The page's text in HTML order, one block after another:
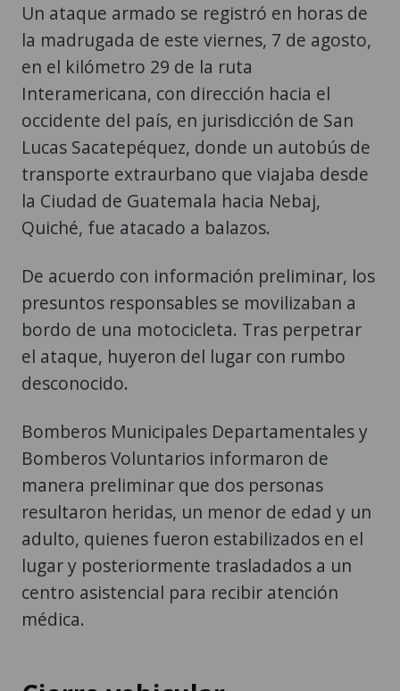
Un ataque armado se registró en horas de
la madrugada de este viernes, 7 de agosto,
en el kilómetro 29 de la ruta
Interamericana, con dirección hacia el
occidente del país, en jurisdicción de San
Lucas Sacatepéquez, donde un autobús de
transporte extraurbano que viajaba desde
la Ciudad de Guatemala hacia Nebaj,
Quiché, fue atacado a balazos.
De acuerdo con información preliminar, los
presuntos responsables se movilizaban a
bordo de una motocicleta. Tras perpetrar
el ataque, huyeron del lugar con rumbo
desconocido.
Bomberos Municipales Departamentales y
Bomberos Voluntarios informaron de
manera preliminar que dos personas
resultaron heridas, un menor de edad y un
adulto, quienes fueron estabilizados en el
lugar y posteriormente trasladados a un
centro asistencial para recibir atención
médica.